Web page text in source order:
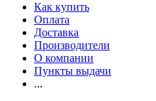
Как купить
Оплата
Доставка
Производители
О компании
Пункты выдачи
...